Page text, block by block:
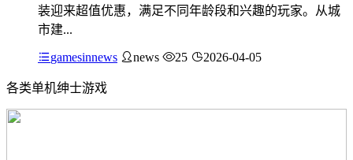
装迎来超值优惠，满足不同年龄段和兴趣的玩家。从城
市建...
gamesinnews news 25 2026-04-05
各类单机绅士游戏